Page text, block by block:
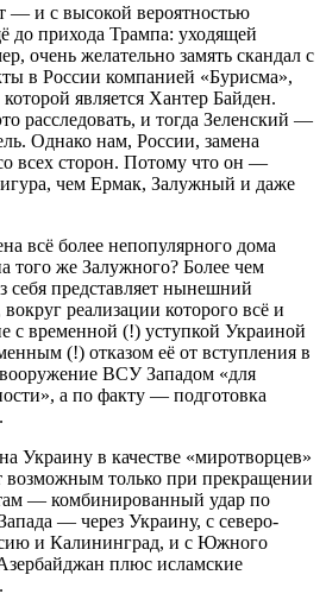
— и с высокой вероятностью
до прихода Трампа: уходящей
очень желательно замять скандал с
в России компанией «Бурисма»,
является Хантер Байден.
расследовать, и тогда Зеленский —
Однако нам, России, замена
всех сторон. Потому что он —
чем Ермак, Залужный и даже
всё более непопулярного дома
того же Залужного? Более чем
себя представляет нынешний
реализации которого всё и
с временной (!) уступкой Украиной
(!) отказом её от вступления в
ВСУ Западом «для
а по факту — подготовка
Украину в качестве «миротворцев»
только при прекращении
— комбинированный удар по
— через Украину, с северо-
и Калининград, и с Южного
плюс исламские